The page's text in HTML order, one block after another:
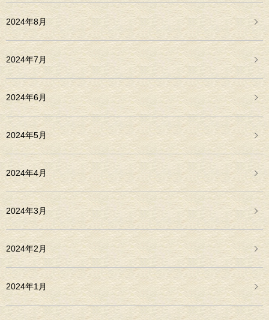
2024年8月
2024年7月
2024年6月
2024年5月
2024年4月
2024年3月
2024年2月
2024年1月